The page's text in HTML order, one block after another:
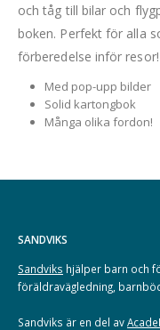
och tåg till bilar och
boken. Perfekt för alla
förberedelse inför resor!
Med pop-upp bilder
Solid kartongbok
Många olika fordon!
SANDVIKS
Sandviks hjälper barn och
föräldravägledning,
Sandviks är en del av